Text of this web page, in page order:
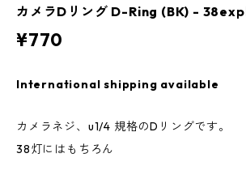
カメラDリング D-Ring (BK) -
¥770
International shipping available
カメラネジ、u1/4 規格のDリングです。
38灯にはもちろん